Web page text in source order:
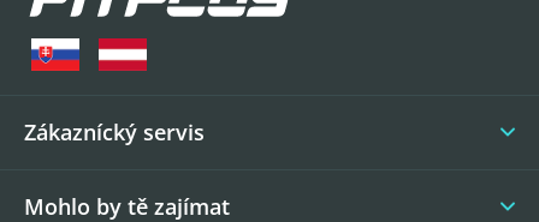
Zákaznícký servis
Mohlo by tě zajímat